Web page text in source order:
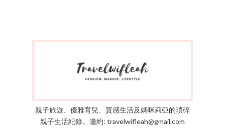
親子旅遊、優雅育兒、質感生活及媽咪莉亞的瑣碎
親子生活紀錄。邀約: travelwifleah@gmail.com